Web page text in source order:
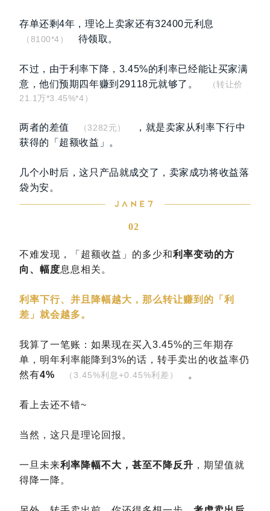
存单还剩4年，理论上卖家还有32400元利息
（8100*4） 待领取。
不过，由于利率下降，3.45%的利率已经能让买家满
意，他们预期四年赚到29118元就够了。
（转让价
21.1万*3.45%*4）
两者的差值 （3282元）
，就是卖家从利率下行中
获得的「超额收益」。
几个小时后，这只产品就成交了，卖家成功将收益落
袋为安。
02
不难发现，「超额收益」的多少和利率变动的方
向、幅度息息相关。
利率下行、并且降幅越大，那么转让赚到的「利
差」就会越多。
我算了一笔账：如果现在买入3.45%的三年期存
单，明年利率能降到3%的话，转手卖出的收益率仍
然有4% （3.45%利息+0.45%利差） 。
看上去还不错~
当然，这只是理论回报。
一旦未来利率降幅不大，甚至不降反升 ，期望值就
得降一降。